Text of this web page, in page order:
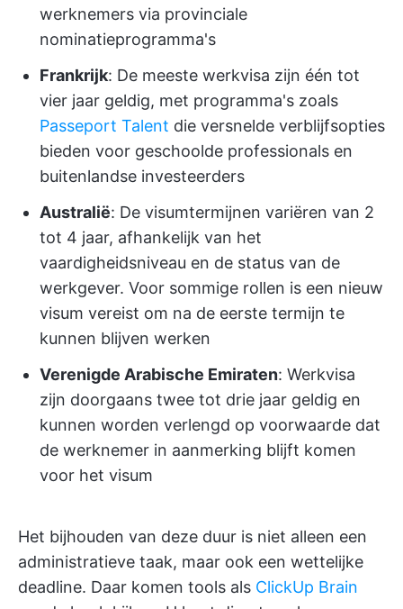
werknemers via provinciale
nominatieprogramma's
Frankrijk: De meeste werkvisa zijn één tot
vier jaar geldig, met programma's zoals
Passeport Talent die versnelde verblijfsopties
bieden voor geschoolde professionals en
buitenlandse investeerders
Australië: De visumtermijnen variëren van 2
tot 4 jaar, afhankelijk van het
vaardigheidsniveau en de status van de
werkgever. Voor sommige rollen is een nieuw
visum vereist om na de eerste termijn te
kunnen blijven werken
Verenigde Arabische Emiraten: Werkvisa
zijn doorgaans twee tot drie jaar geldig en
kunnen worden verlengd op voorwaarde dat
de werknemer in aanmerking blijft komen
voor het visum
Het bijhouden van deze duur is niet alleen een
administratieve taak, maar ook een wettelijke
deadline. Daar komen tools als ClickUp Brain